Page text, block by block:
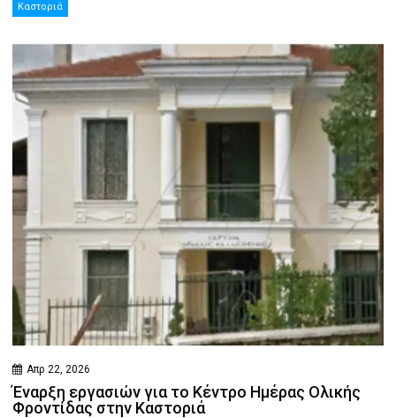
Καστοριά
Απρ 22, 2026
Έναρξη εργασιών για το Κέντρο Ημέρας Ολικής
Φροντίδας στην Καστοριά